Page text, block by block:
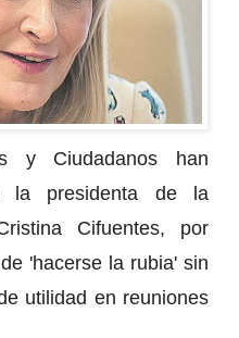
y Ciudadanos han
la presidenta de la
Cifuentes, por
'hacerse la rubia' sin
utilidad en reuniones